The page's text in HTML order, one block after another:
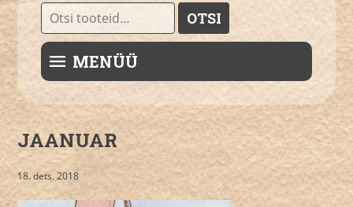
Otsi: OTSI
MENÜÜ
JAANUAR
18. dets. 2018